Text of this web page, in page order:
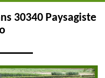
30340 Paysagiste